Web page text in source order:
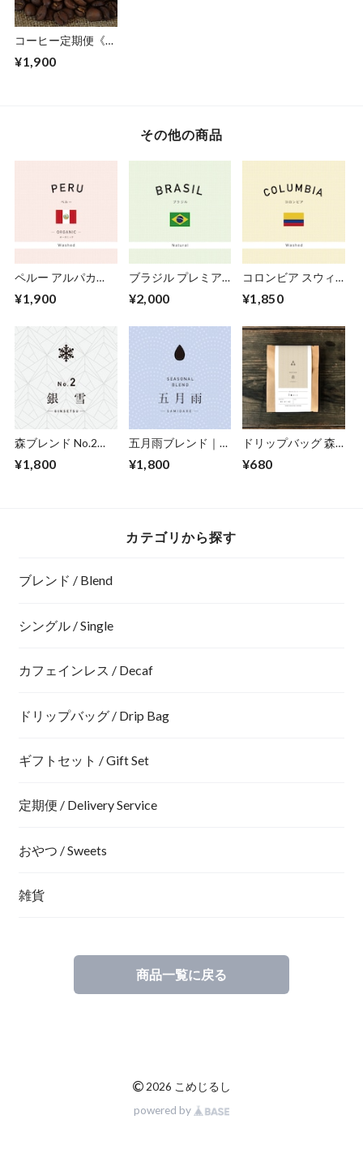
コーヒー定期便《送
料無料》｜200gコ
ース
¥1,900
その他の商品
ペルー アルパカ
中深煎り −City
¥1,900
ブラジル プレミア
り −French
¥2,000
コロンビア スウィ
中深煎り −Fullcity
¥1,850
森ブレンド No.2
−French Roast−｜
¥1,800
五月雨ブレンド｜深
Roast−｜200g
¥1,800
ドリップバッグ 森
¥680
カテゴリから探す
ブレンド / Blend
シングル / Single
カフェインレス / Decaf
ドリップバッグ / Drip Bag
ギフトセット / Gift Set
定期便 / Delivery Service
おやつ / Sweets
雑貨
商品一覧に戻る
© 2026 こめじるし
powered by